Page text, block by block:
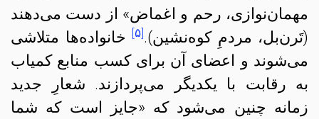
مهمان‌نوازی، رحم و اغماض» از دست می‌دهند
(تَرن‌بل، مردمِ کوه‌نشین).[۵]
خانواده‌ها متلاشی
می‌شوند و اعضای آن برای کسب منابع کمیاب
به رقابت با یکدیگر می‌پردازند. شعارِ جدید
زمانه چنین می‌شود که «جایز است که شما